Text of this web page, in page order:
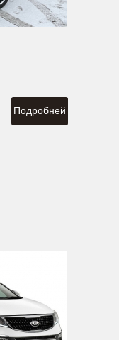
Подробней